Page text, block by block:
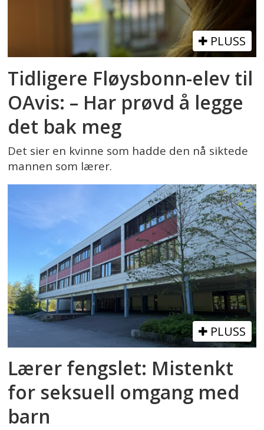
PLUSS
Tidligere Fløysbonn-elev til
OAvis: – Har prøvd å legge
det bak meg
Det sier en kvinne som hadde den nå siktede
mannen som lærer.
PLUSS
Lærer fengslet: Mistenkt
for seksuell omgang med
barn